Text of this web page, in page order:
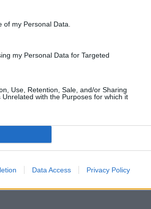
my Personal Data.
my Personal Data for Targeted
Use, Retention, Sale, and/or Sharing
with the Purposes for which it
Data Access Privacy Policy